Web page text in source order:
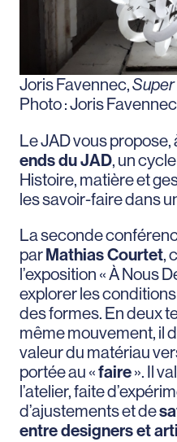
Joris Favennec,Super
Photo : Joris Favennec
Le JAD vous propose,
ends du JAD, un
Histoire, matière et
les savoir-faire dans
La seconde
par Mathias Courtet,
l’exposition « À Nous
explorer les
des formes. En deux
même mouvement, il
valeur du matériau
portée au «faire». Il
l’atelier, faite
d’ajustements et de
entre designers et